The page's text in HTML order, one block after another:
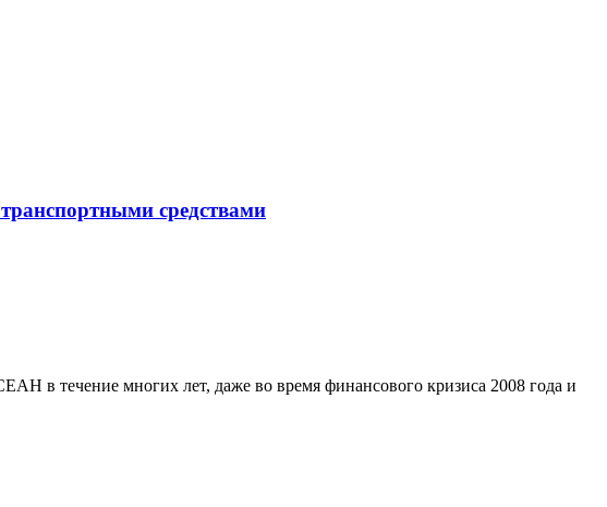
средствами
в течение многих лет, даже во время финансового кризиса 2008 года и